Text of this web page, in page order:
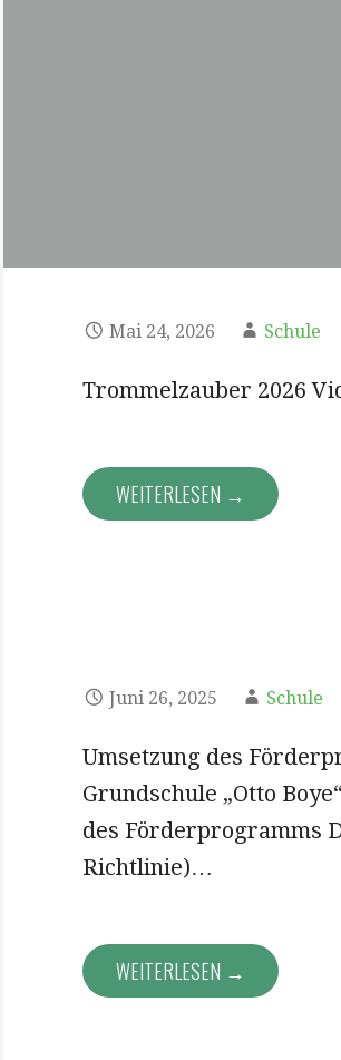
Mai 24, 2026 Schule
Trommelzauber 2026
WEITERLESEN →
Juni 26, 2025 Schule
Umsetzung des
Grundschule „Otto
des Förderprogramms
Richtlinie)…
WEITERLESEN →